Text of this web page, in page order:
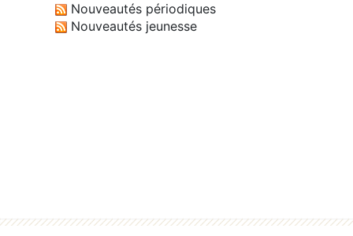
Nouveautés périodiques
Nouveautés jeunesse